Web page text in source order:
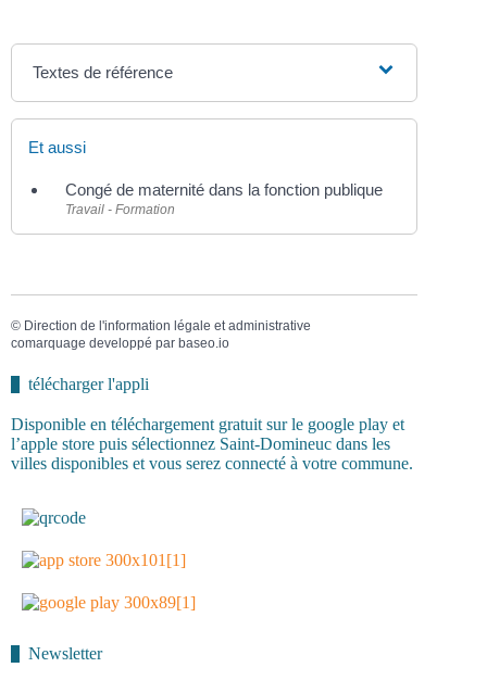
Textes de référence
Et aussi
Congé de maternité dans la fonction publique
Travail - Formation
© Direction de l'information légale et administrative
comarquage developpé par baseo.io
télécharger l'appli
Disponible en téléchargement gratuit sur le google play et
l’apple store puis sélectionnez Saint-Domineuc dans les
villes disponibles et vous serez connecté à votre commune.
Newsletter